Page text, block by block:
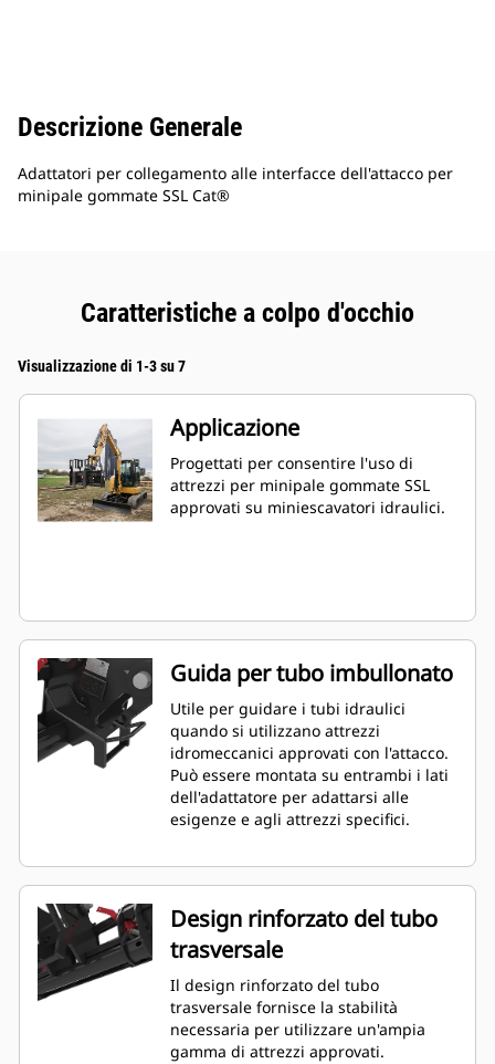
Descrizione Generale
Adattatori per collegamento alle interfacce dell'attacco per
minipale gommate SSL Cat®
Caratteristiche a colpo d'occhio
Visualizzazione di 1-3 su 7
Applicazione
Progettati per consentire l'uso di
attrezzi per minipale gommate SSL
approvati su miniescavatori idraulici.
Guida per tubo imbullonato
Utile per guidare i tubi idraulici
quando si utilizzano attrezzi
idromeccanici approvati con l'attacco.
Può essere montata su entrambi i lati
dell'adattatore per adattarsi alle
esigenze e agli attrezzi specifici.
Design rinforzato del tubo
trasversale
Il design rinforzato del tubo
trasversale fornisce la stabilità
necessaria per utilizzare un'ampia
gamma di attrezzi approvati.